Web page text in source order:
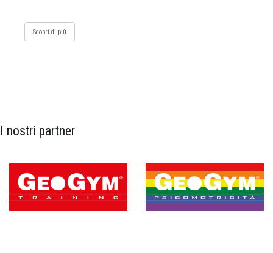
Scopri di più
I nostri partner